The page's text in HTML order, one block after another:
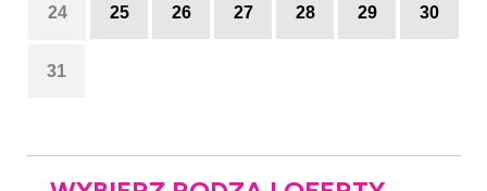
24 25 26 27 28 29 30
31